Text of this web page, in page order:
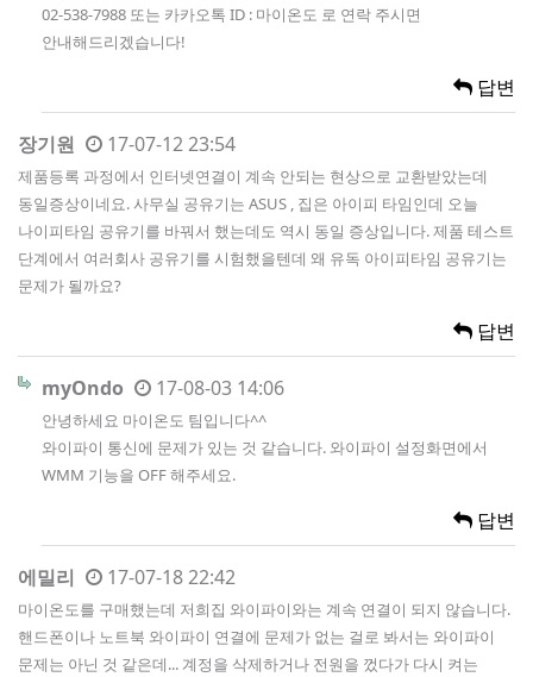
02-538-7988 또는 카카오톡 ID : 마이온도 로 연락 주시면
안내해드리겠습니다!
답변
장기원 17-07-12 23:54
제품등록 과정에서 인터넷연결이 계속 안되는 현상으로 교환받았는데
동일증상이네요. 사무실 공유기는 ASUS , 집은 아이피 타임인데 오늘
나이피타임 공유기를 바꿔서 했는데도 역시 동일 증상입니다. 제품 테스트
단계에서 여러회사 공유기를 시험했을텐데 왜 유독 아이피타임 공유기는
문제가 될까요?
답변
myOndo 17-08-03 14:06
안녕하세요 마이온도 팀입니다^^
와이파이 통신에 문제가 있는 것 같습니다. 와이파이 설정화면에서
WMM 기능을 OFF 해주세요.
답변
에밀리 17-07-18 22:42
마이온도를 구매했는데 저희집 와이파이와는 계속 연결이 되지 않습니다.
핸드폰이나 노트북 와이파이 연결에 문제가 없는 걸로 봐서는 와이파이
문제는 아닌 것 같은데... 계정을 삭제하거나 전원을 껐다가 다시 켜는